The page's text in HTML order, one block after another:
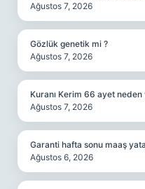
Ağustos 7, 2026
Gözlük genetik mi ?
Ağustos 7, 2026
Kuranı Kerim 66 ayet neden
Ağustos 7, 2026
Garanti hafta sonu maaş
Ağustos 6, 2026